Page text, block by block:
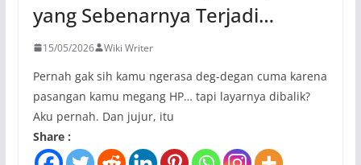
yang Sebenarnya Terjadi…
15/05/2026 Wiki Writer
Pernah gak sih kamu ngerasa deg-degan cuma karena
pasangan kamu megang HP… tapi layarnya dibalik?
Aku pernah. Dan jujur, itu
Share :